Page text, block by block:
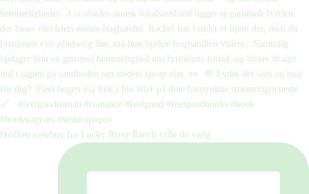
Hvilken cowboy fra Lucky River Ranch ville du vælg